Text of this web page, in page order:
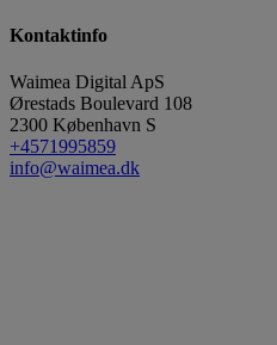
Kontaktinfo
Waimea Digital ApS
Ørestads Boulevard 108
2300 København S
+4571995859
info@waimea.dk